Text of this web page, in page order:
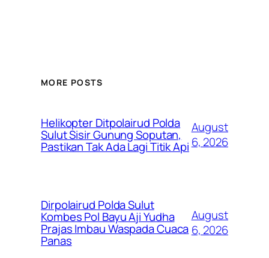
MORE POSTS
Helikopter Ditpolairud Polda
Sulut Sisir Gunung Soputan,
Pastikan Tak Ada Lagi Titik Api
August
6, 2026
Dirpolairud Polda Sulut
Kombes Pol Bayu Aji Yudha
Prajas Imbau Waspada Cuaca
Panas
August
6, 2026